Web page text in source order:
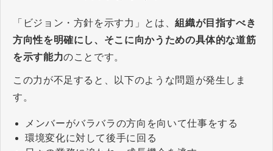
「ビジョン・方針を示す力」とは、組織が目指すべき
方向性を明確にし、そこに向かうための具体的な道筋
を示す能力のことです。
この力が不足すると、以下のような問題が発生しま
す。
メンバーがバラバラの方向を向いて仕事をする
​​​​​​​環境変化に対して後手に回る